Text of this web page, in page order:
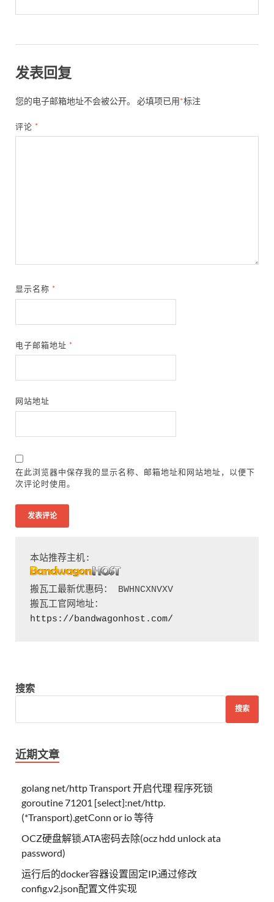
发表回复
您的电子邮箱地址不会被公开。 必填项已用*标注
评论 *
显示名称 *
电子邮箱地址 *
网站地址
在此浏览器中保存我的显示名称、邮箱地址和网站地址，以便下
次评论时使用。
搬瓦工最新优惠码： BWHNCXNVXV
搬瓦工官网地址：
https://bandwagonhost.com/
搜索
搜索
近期文章
golang net/http Transport 开启代理 程序死锁
goroutine 71201 [select]:net/http.
(*Transport).getConn or io 等待
OCZ硬盘解锁.ATA密码去除(ocz hdd unlock ata
password)
运行后的docker容器设置固定IP,通过修改
config.v2.json配置文件实现